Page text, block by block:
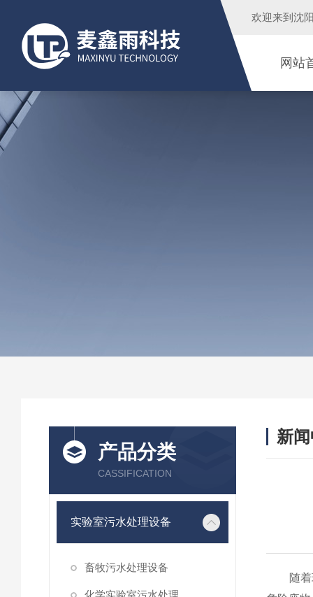
欢迎来到 沈
网站
产品分类
CASSIFICATION
实验室污水处理设备
畜牧污水处理设备
化学实验室污水处理
新
随着环